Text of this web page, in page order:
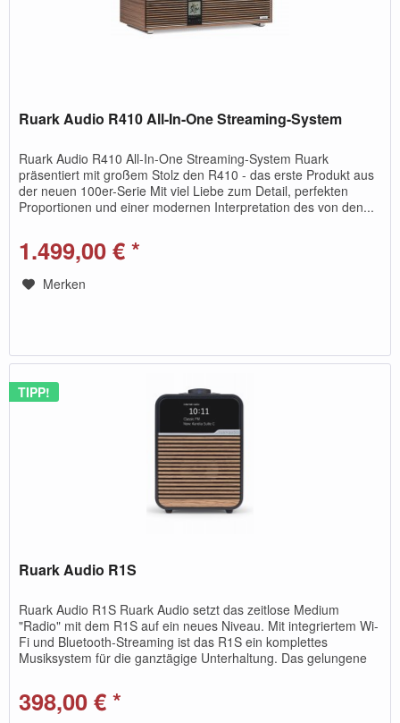
Ruark Audio R410 All-In-One Streaming-System
Ruark Audio R410 All-In-One Streaming-System Ruark
präsentiert mit großem Stolz den R410 - das erste Produkt aus
der neuen 100er-Serie Mit viel Liebe zum Detail, perfekten
Proportionen und einer modernen Interpretation des von den...
1.499,00 € *
Merken
TIPP!
Ruark Audio R1S
Ruark Audio R1S Ruark Audio setzt das zeitlose Medium
"Radio" mit dem R1S auf ein neues Niveau. Mit integriertem Wi-
Fi und Bluetooth-Streaming ist das R1S ein komplettes
Musiksystem für die ganztägige Unterhaltung. Das gelungene
398,00 € *